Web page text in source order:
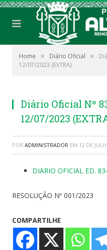
Home » Diário Oficial »
12/07/2023 (EXTRA)
Diário Oficial Nº
12/07/2023
POR ADMINISTRADOR EM 12 DE
DIARIO OFICIAL ED.
RESOLUÇÃO Nº 001/2023
COMPARTILHE